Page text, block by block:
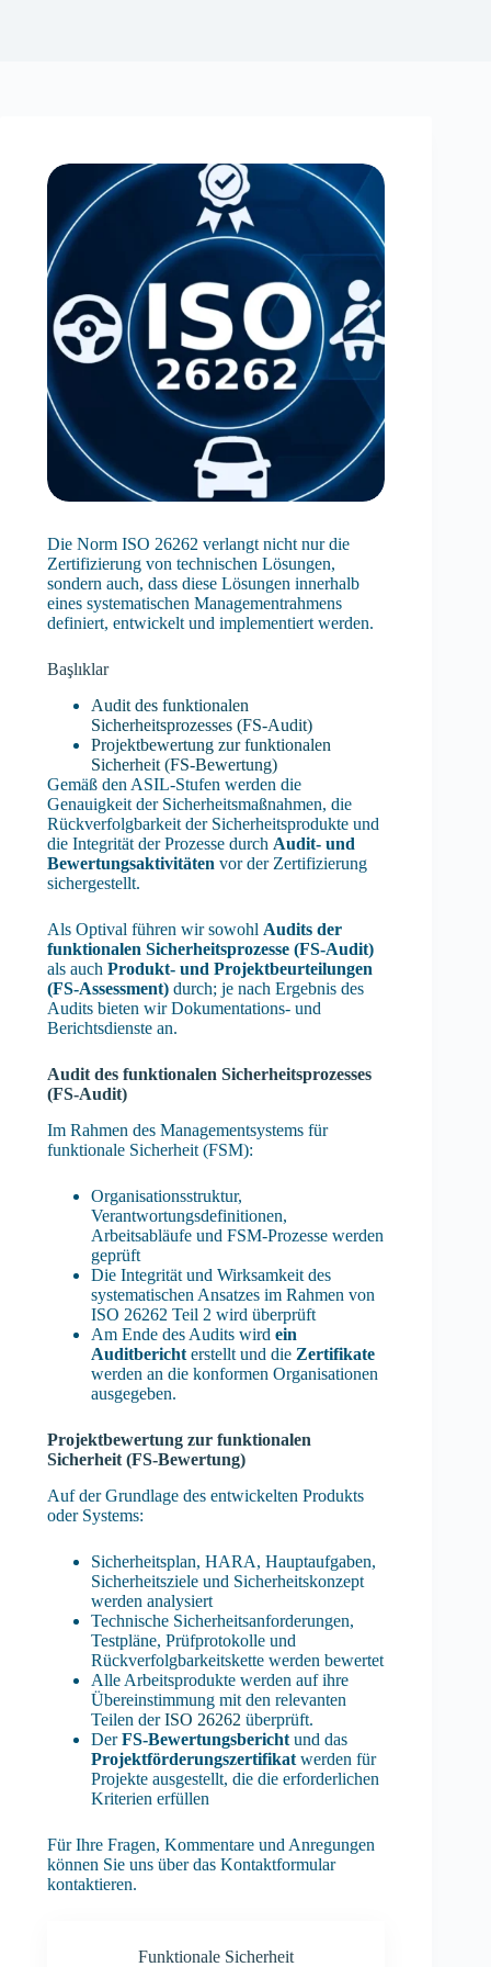
Die Norm ISO 26262 verlangt nicht nur die
Zertifizierung von technischen Lösungen,
sondern auch, dass diese Lösungen innerhalb
eines systematischen Managementrahmens
definiert, entwickelt und implementiert werden.
Başlıklar
Audit des funktionalen
Sicherheitsprozesses (FS-Audit)
Projektbewertung zur funktionalen
Sicherheit (FS-Bewertung)
Gemäß den ASIL-Stufen werden die
Genauigkeit der Sicherheitsmaßnahmen, die
Rückverfolgbarkeit der Sicherheitsprodukte und
die Integrität der Prozesse durch Audit- und
Bewertungsaktivitäten vor der Zertifizierung
sichergestellt.
Als Optival führen wir sowohl Audits der
funktionalen Sicherheitsprozesse (FS-Audit)
als auch Produkt- und Projektbeurteilungen
(FS-Assessment) durch; je nach Ergebnis des
Audits bieten wir Dokumentations- und
Berichtsdienste an.
Audit des funktionalen Sicherheitsprozesses
(FS-Audit)
Im Rahmen des Managementsystems für
funktionale Sicherheit (FSM):
Organisationsstruktur,
Verantwortungsdefinitionen,
Arbeitsabläufe und FSM-Prozesse werden
geprüft
Die Integrität und Wirksamkeit des
systematischen Ansatzes im Rahmen von
ISO 26262 Teil 2 wird überprüft
Am Ende des Audits wird ein
Auditbericht erstellt und die Zertifikate
werden an die konformen Organisationen
ausgegeben.
Projektbewertung zur funktionalen
Sicherheit (FS-Bewertung)
Auf der Grundlage des entwickelten Produkts
oder Systems:
Sicherheitsplan, HARA, Hauptaufgaben,
Sicherheitsziele und Sicherheitskonzept
werden analysiert
Technische Sicherheitsanforderungen,
Testpläne, Prüfprotokolle und
Rückverfolgbarkeitskette werden bewertet
Alle Arbeitsprodukte werden auf ihre
Übereinstimmung mit den relevanten
Teilen derISO 26262 überprüft.
DerFS-Bewertungsbericht und das
Projektförderungszertifikat werden für
Projekte ausgestellt, die die erforderlichen
Kriterien erfüllen
Für Ihre Fragen, Kommentare und Anregungen
können Sie uns über das Kontaktformular
kontaktieren.
Funktionale Sicherheit